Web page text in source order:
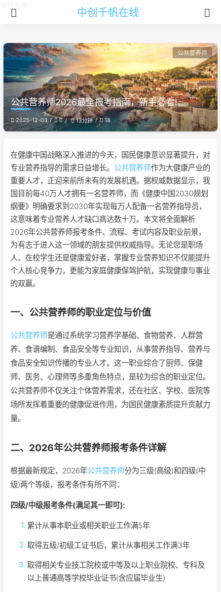
中创千帆在线
公共营养师
公共营养师2026最全报考指南，新手必看!
2025-12-03 0 13分钟 18
在健康中国战略深入推进的今天，国民健康意识显著提升，对
专业营养指导的需求日益增长。 公共营养师作为大健康产业的
重要人才，正迎来前所未有的发展机遇。据权威数据显示，我
国目前每40万人才拥有一名营养师，而《健康中国2030规划
纲要》明确要求到2030年实现每万人配备一名营养指导员，
这意味着专业营养人才缺口高达数十万。本文将全面解析
2026年公共营养师报考条件、流程、考试内容及职业前景，
为有志于进入这一领域的朋友提供权威指导。无论您是职场
人、在校学生还是健康爱好者，掌握专业营养知识不仅能提升
个人核心竞争力，更能为家庭健康保驾护航，实现健康与事业
的双赢。
一、公共营养师的职业定位与价值
公共营养师是通过系统学习营养学基础、食物营养、人群营
养、食谱编制、食品安全等专业知识，从事营养指导、营养与
食品安全知识传播的专业人才。这一职业综合了厨师、保健
师、医务、心理师等多重角色特点，是较为综合的职业定位。
公共营养师不仅关注个体营养需求，还在社区、学校、医院等
场所发挥着重要的健康促进作用，为国民健康素质提升贡献力
量。
二、2026年公共营养师报考条件详解
根据最新规定，2026年公共营养师分为三级(高级)和四级(中
级)两个等级，报考条件有所不同：
四级/中级报考条件(满足其一即可):
累计从事本职业或相关职业工作满5年
取得五级/初级工证书后，累计从事相关工作满3年
取得相关专业技工院校或中等及以上职业院校、专科及
以上普通高等学校毕业证书(含应届毕业生)